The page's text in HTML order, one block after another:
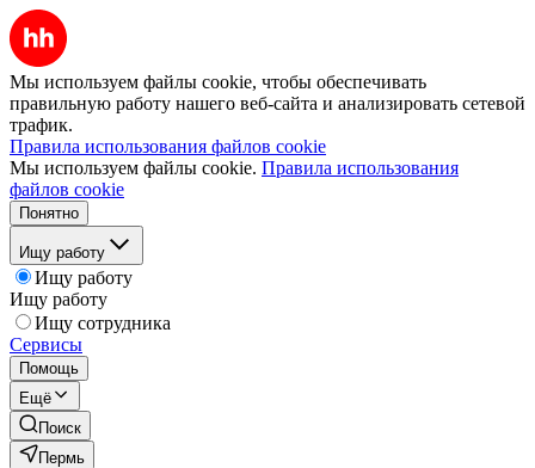
Мы используем файлы cookie, чтобы обеспечивать
правильную работу нашего веб-сайта и анализировать сетевой
трафик.
Правила использования файлов cookie
Мы используем файлы cookie. Правила использования
файлов cookie
Понятно
Ищу работу
Ищу работу
Ищу работу
Ищу сотрудника
Сервисы
Помощь
Ещё
Поиск
Пермь